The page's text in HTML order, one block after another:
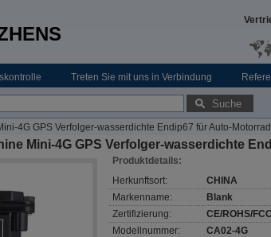
Treten Sie mit uns in Verbindung
Suche
4G GPS Verfolger-wasserdichte Endip67 für Auto-Motorrad
Mini-4G GPS Verfolger-wasserdichte
Produktdetails:
Herkunftsort:
CHINA
Markenname:
Blank
Zertifizierung:
CE/ROHS/
Modellnummer:
CA02-4G